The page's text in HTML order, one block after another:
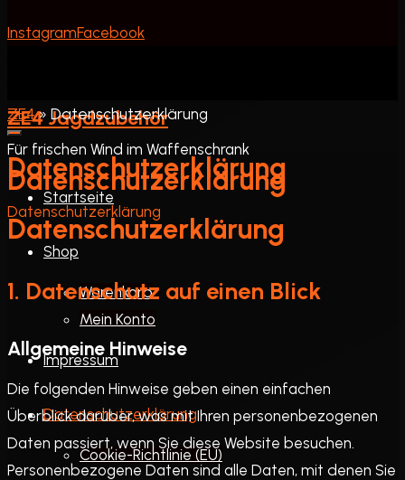
InstagramFacebook
ZE4 Jagdzubehör
Für frischen Wind im Waffenschrank
Startseite
Shop
Warenkorb
Mein Konto
Impressum
Datenschutzerklärung
Cookie-Richtlinie (EU)
Datenschutzerklärung
Startseite
Datenschutzerklärung
» Datenschutzerklärung
Datenschutzerklärung
Datenschutz­erklärung
1. Datenschutz auf einen Blick
Allgemeine Hinweise
Die folgenden Hinweise geben einen einfachen
Überblick darüber, was mit Ihren personenbezogenen
Daten passiert, wenn Sie diese Website besuchen.
Personenbezogene Daten sind alle Daten, mit denen Sie